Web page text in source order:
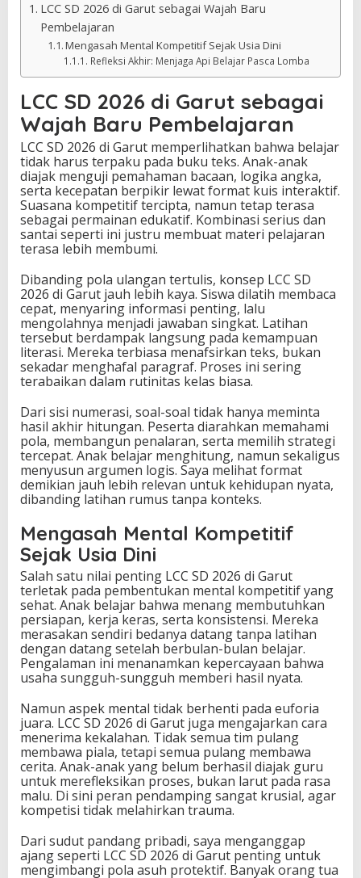
LCC SD 2026 di Garut sebagai Wajah Baru
Pembelajaran
Mengasah Mental Kompetitif Sejak Usia Dini
Refleksi Akhir: Menjaga Api Belajar Pasca Lomba
LCC SD 2026 di Garut sebagai
Wajah Baru Pembelajaran
LCC SD 2026 di Garut memperlihatkan bahwa belajar
tidak harus terpaku pada buku teks. Anak-anak
diajak menguji pemahaman bacaan, logika angka,
serta kecepatan berpikir lewat format kuis interaktif.
Suasana kompetitif tercipta, namun tetap terasa
sebagai permainan edukatif. Kombinasi serius dan
santai seperti ini justru membuat materi pelajaran
terasa lebih membumi.
Dibanding pola ulangan tertulis, konsep LCC SD
2026 di Garut jauh lebih kaya. Siswa dilatih membaca
cepat, menyaring informasi penting, lalu
mengolahnya menjadi jawaban singkat. Latihan
tersebut berdampak langsung pada kemampuan
literasi. Mereka terbiasa menafsirkan teks, bukan
sekadar menghafal paragraf. Proses ini sering
terabaikan dalam rutinitas kelas biasa.
Dari sisi numerasi, soal-soal tidak hanya meminta
hasil akhir hitungan. Peserta diarahkan memahami
pola, membangun penalaran, serta memilih strategi
tercepat. Anak belajar menghitung, namun sekaligus
menyusun argumen logis. Saya melihat format
demikian jauh lebih relevan untuk kehidupan nyata,
dibanding latihan rumus tanpa konteks.
Mengasah Mental Kompetitif
Sejak Usia Dini
Salah satu nilai penting LCC SD 2026 di Garut
terletak pada pembentukan mental kompetitif yang
sehat. Anak belajar bahwa menang membutuhkan
persiapan, kerja keras, serta konsistensi. Mereka
merasakan sendiri bedanya datang tanpa latihan
dengan datang setelah berbulan-bulan belajar.
Pengalaman ini menanamkan kepercayaan bahwa
usaha sungguh-sungguh memberi hasil nyata.
Namun aspek mental tidak berhenti pada euforia
juara. LCC SD 2026 di Garut juga mengajarkan cara
menerima kekalahan. Tidak semua tim pulang
membawa piala, tetapi semua pulang membawa
cerita. Anak-anak yang belum berhasil diajak guru
untuk merefleksikan proses, bukan larut pada rasa
malu. Di sini peran pendamping sangat krusial, agar
kompetisi tidak melahirkan trauma.
Dari sudut pandang pribadi, saya menganggap
ajang seperti LCC SD 2026 di Garut penting untuk
mengimbangi pola asuh protektif. Banyak orang tua